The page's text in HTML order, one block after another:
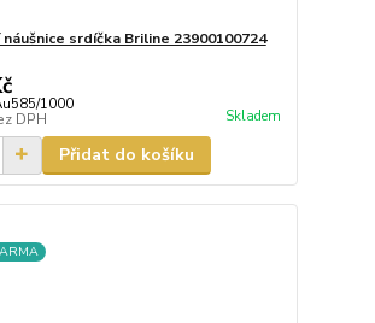
srdíčka Briline 23900100724
1000
DPH Skladem
Přidat do košíku